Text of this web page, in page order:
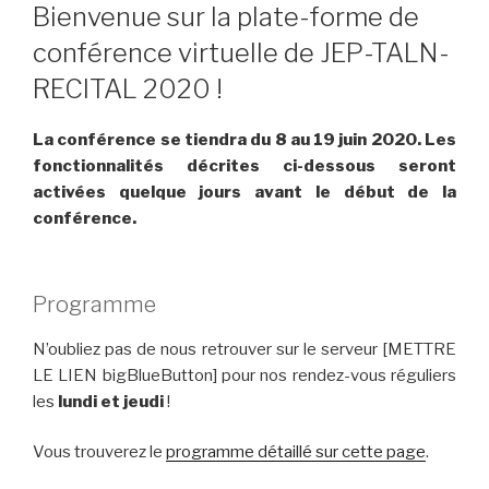
Bienvenue sur la plate-forme de
conférence virtuelle de JEP-TALN-
RECITAL 2020 !
La conférence se tiendra du 8 au 19 juin 2020. Les
fonctionnalités décrites ci-dessous seront
activées quelque jours avant le début de la
conférence.
Programme
N’oubliez pas de nous retrouver sur le serveur [METTRE
LE LIEN bigBlueButton] pour nos rendez-vous réguliers
les lundi et jeudi!
Vous trouverez le programme détaillé sur cette page.